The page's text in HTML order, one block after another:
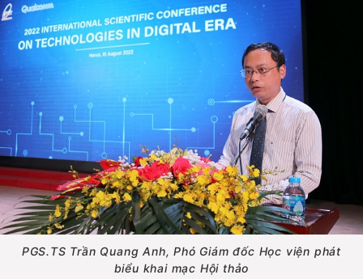
PGS.TS Trần Quang Anh, Phó Giám đốc Học viện phát
biểu khai mạc Hội thảo